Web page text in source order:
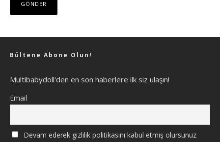
Bültene Abone Olun!
Multibabydoll'den en son haberlere ilk siz ulaşın!
Email
Devam ederek gizlilik politikasını kabul etmiş olursunuz